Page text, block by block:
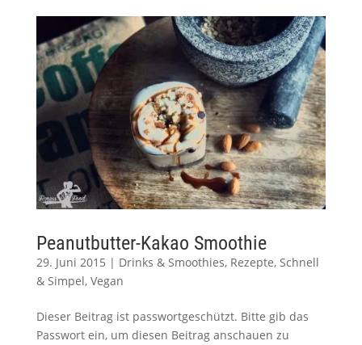
Peanutbutter-Kakao Smoothie
29. Juni 2015 | Drinks & Smoothies, Rezepte, Schnell
& Simpel, Vegan
Dieser Beitrag ist passwortgeschützt. Bitte gib das
Passwort ein, um diesen Beitrag anschauen zu